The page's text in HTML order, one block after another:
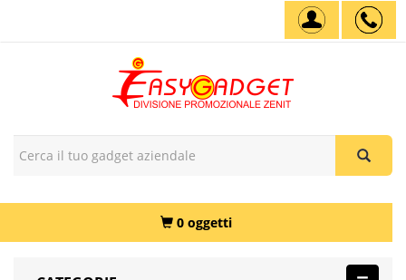
0 oggetti